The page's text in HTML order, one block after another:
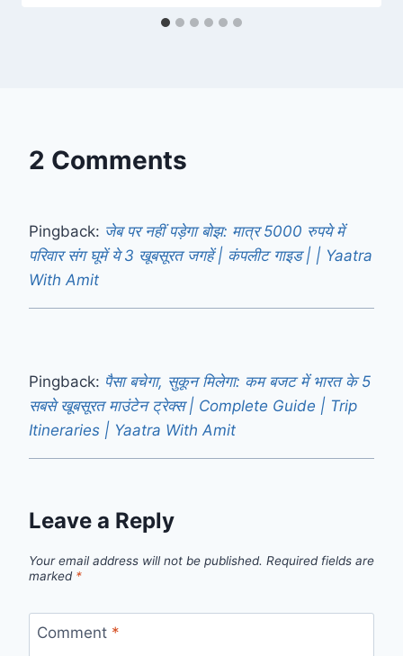
2 Comments
Pingback: जेब पर नहीं पड़ेगा बोझ: मात्र 5000 रुपये में
परिवार संग घूमें ये 3 खूबसूरत जगहें | कंपलीट गाइड | | Yaatra
With Amit
Pingback: पैसा बचेगा, सुकून मिलेगा: कम बजट में भारत के 5
सबसे खूबसूरत माउंटेन ट्रेक्स | Complete Guide | Trip
Itineraries | Yaatra With Amit
Leave a Reply
Your email address will not be published. Required fields are
marked *
Comment *